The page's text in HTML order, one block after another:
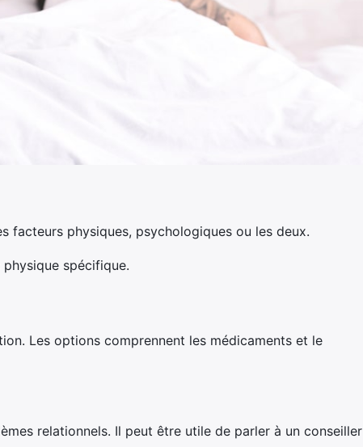
facteurs physiques, psychologiques ou les deux.
spécifique.
Les options comprennent les médicaments et le
relationnels. Il peut être utile de parler à un conseiller